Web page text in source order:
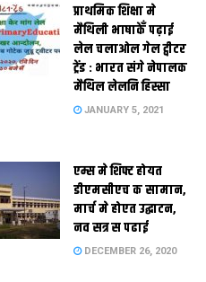
प्राथमिक शि‍क्षा मे
मैथि‍ली भाषाकेँ पढ़ाई
लेल चलाओल गेल ट्वीटर
ट्रेंड : भारत संगे नेपालक
मैथिल लेलनि हिस्सा
JANUARY 5, 2021
एम्स मे शिफ्ट होयत
डीएमसीएच क सामान,
मार्च मे होएत उद्घाटन,
नव सत्र स पढाई
DECEMBER 26, 2020